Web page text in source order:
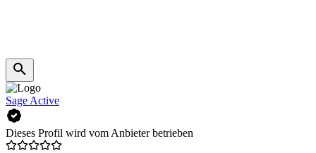
Sage Active
Dieses Profil wird vom Anbieter betrieben